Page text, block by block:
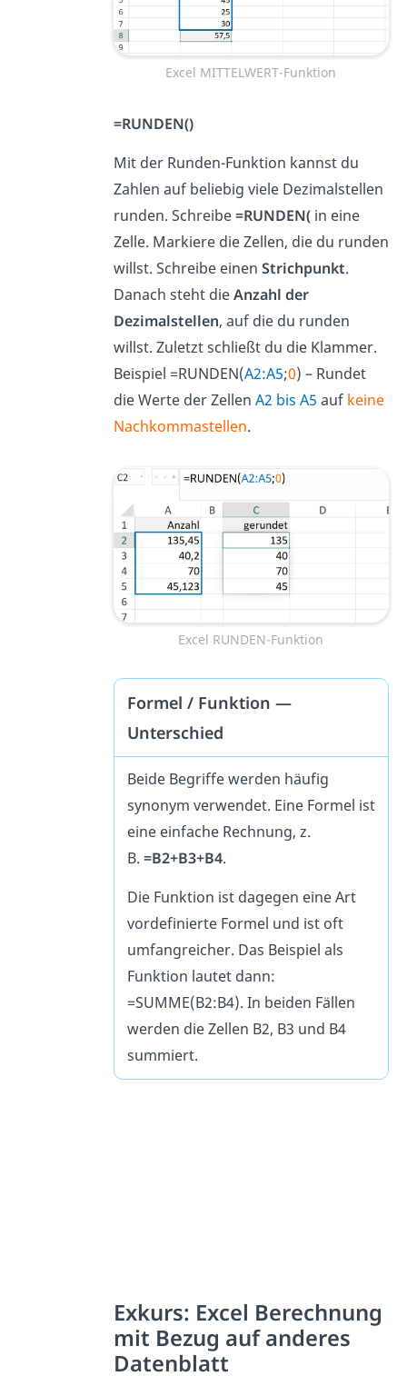
Excel MITTELWERT-Funktion
=RUNDEN()
Mit der Runden-Funktion kannst du
Zahlen auf beliebig viele Dezimalstellen
runden. Schreibe=RUNDEN(in eine
Zelle. Markiere die Zellen, die du runden
willst. Schreibe einen Strichpunkt.
Danach steht dieAnzahl der
Dezimalstellen, auf die du runden
willst. Zuletzt schließt du die Klammer.
Beispiel =RUNDEN(A2:A5;0) – Rundet
die Werte der Zellen A2 bis A5 auf keine
Nachkommastellen.
Excel RUNDEN-Funktion
Formel / Funktion —
Unterschied
Beide Begriffe werden häufig
synonym verwendet. Eine Formel ist
eine einfache Rechnung, z.
B. =B2+B3+B4.
Die Funktion ist dagegen eine Art
vordefinierte Formel und ist oft
umfangreicher. Das Beispiel als
Funktion lautet dann:
=SUMME(B2:B4). In beiden Fällen
werden die Zellen B2, B3 und B4
summiert.
Exkurs: Excel Berechnung
mit Bezug auf anderes
Datenblatt